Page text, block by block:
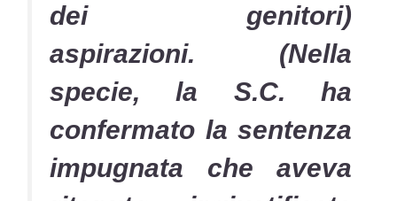
dei genitori)
aspirazioni. (Nella
specie, la S.C. ha
confermato la sentenza
impugnata che aveva